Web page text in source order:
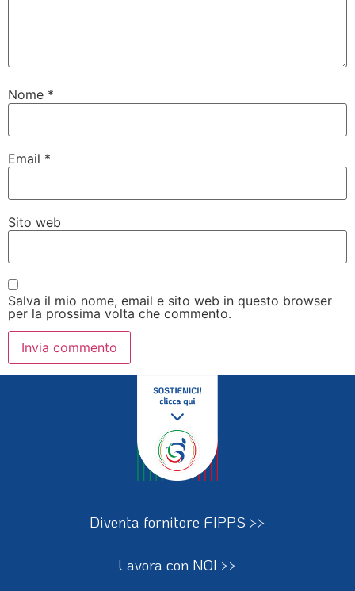
Nome *
Email *
Sito web
Salva il mio nome, email e sito web in questo browser
per la prossima volta che commento.
Diventa fornitore FIPPS >>
Lavora con NOI >>